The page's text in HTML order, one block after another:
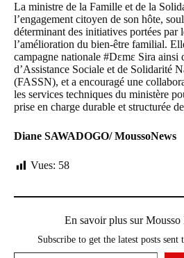
La ministre de la Famille et de la
l’engagement citoyen de son hôte,
déterminant des initiatives portées par
l’amélioration du bien-être familial.
campagne nationale #Dɛmɛ Sira ainsi
d’Assistance Sociale et de Solidarité
(FASSN), et a encouragé une
les services techniques du ministère
prise en charge durable et structurée
Diane SAWADOGO/ MoussoNews
Vues: 58
En savoir plus sur Mousso
Subscribe to get the latest posts sent
Saisissez votre adresse e-mail…